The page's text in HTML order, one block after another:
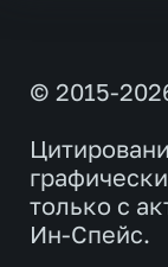
© 2015-
только с
Ин-Спейс.